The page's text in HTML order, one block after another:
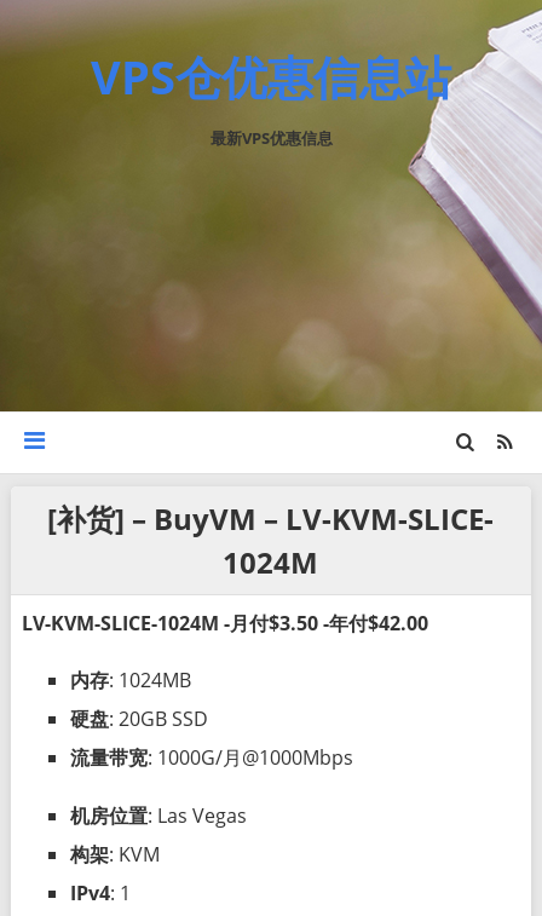
VPS仓优惠信息站
最新VPS优惠信息
[补货] – BuyVM – LV-KVM-SLICE-
1024M
LV-KVM-SLICE-1024M -月付$3.50 -年付$42.00
内存: 1024MB
硬盘: 20GB SSD
流量带宽: 1000G/月@1000Mbps
机房位置: Las Vegas
构架: KVM
IPv4: 1